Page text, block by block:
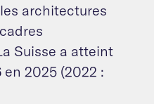
architectures
Suisse a atteint
en 2025 (2022 :